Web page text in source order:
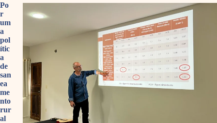
Po
r
um
a
pol
ític
a
de
san
ea
me
nto
rur
al